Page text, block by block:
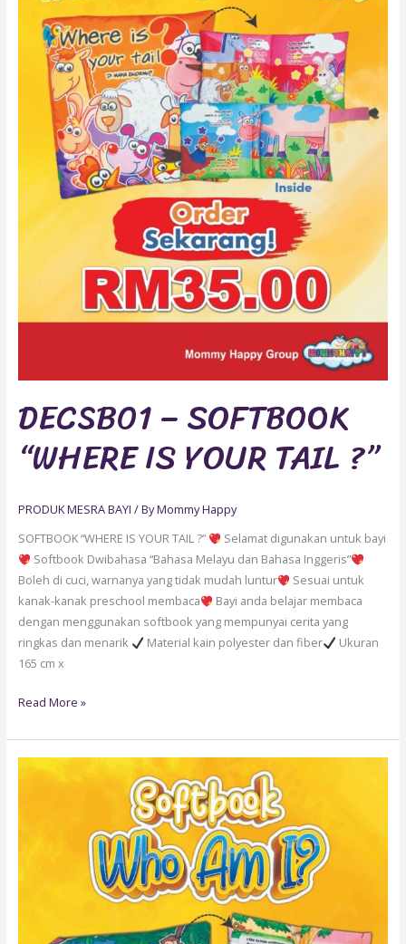
DECSB01 – SOFTBOOK
“WHERE IS YOUR TAIL ?”
PRODUK MESRA BAYI / ByMommy Happy
SOFTBOOK “WHERE IS YOUR TAIL ?”
Selamat digunakan untuk bayi
Softbook Dwibahasa “Bahasa Melayu dan Bahasa Inggeris”
Boleh di cuci, warnanya yang tidak mudah luntur
Sesuai untuk
kanak-kanak preschool membaca
Bayi anda belajar membaca
dengan menggunakan softbook yang mempunyai cerita yang
ringkas dan menarik
Material kain polyester dan fiber
Ukuran
165 cm x
Read More »
SB09-